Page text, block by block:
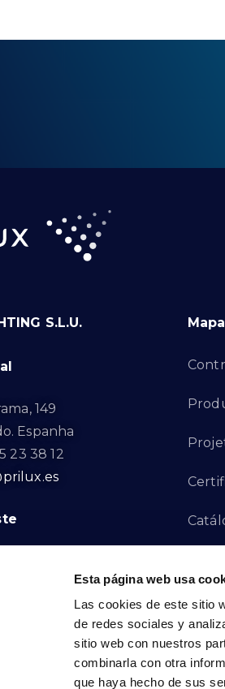
Esta página web usa
Las cookies de este sitio
de redes sociales y
sitio web con nuestros
combinarla con otra
que haya hecho de sus
S.L.U.
149
Espanha
23 38 12
Llorenç d’Hortons.
23 29